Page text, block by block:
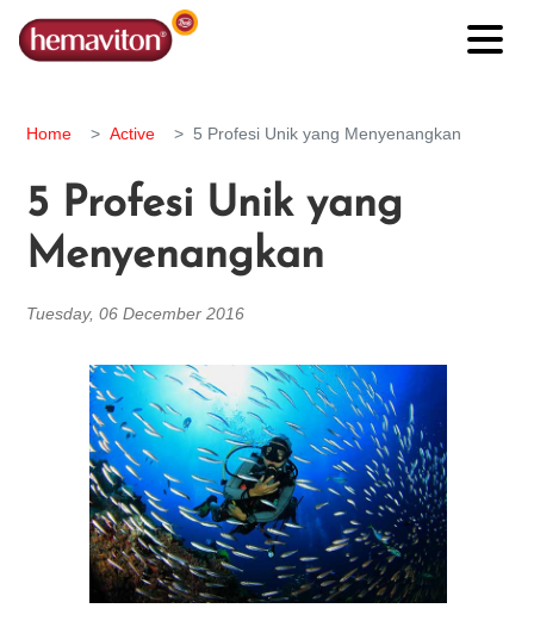
Home Active 5 Profesi Unik yang Menyenangkan
5 Profesi Unik yang
Menyenangkan
Tuesday, 06 December 2016